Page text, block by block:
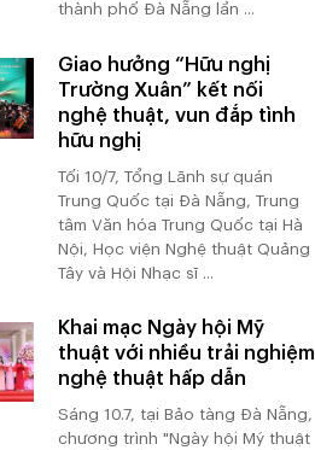
thành phố Đà Nẵng lần ...
Giao hưởng “Hữu nghị
Trường Xuân” kết nối
nghệ thuật, vun đắp tình
hữu nghị
Tối 10/7, Tổng Lãnh sự quán
Trung Quốc tại Đà Nẵng, Trung
tâm Văn hóa Trung Quốc tại Hà
Nội, Học viện Nghệ thuật Quảng
Tây và Hội Nhạc sĩ ...
Khai mạc Ngày hội Mỹ
thuật với nhiều trải nghiệm
nghệ thuật hấp dẫn
Sáng 10.7, tại Bảo tàng Đà Nẵng,
chương trình "Ngày hội Mỹ thuật